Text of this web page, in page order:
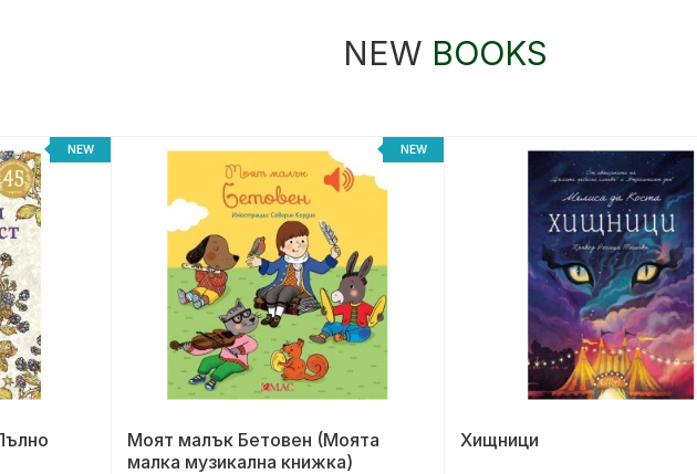
NEW BOOKS
NEW NEW
Моят малък Бетовен (Моята
малка музикална книжка)
Хищници